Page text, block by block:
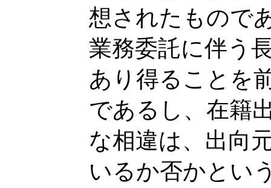
想されたもので
業務委託に伴う
あり得ることを
であるし、在籍
な相違は、出向
いるか否かとい